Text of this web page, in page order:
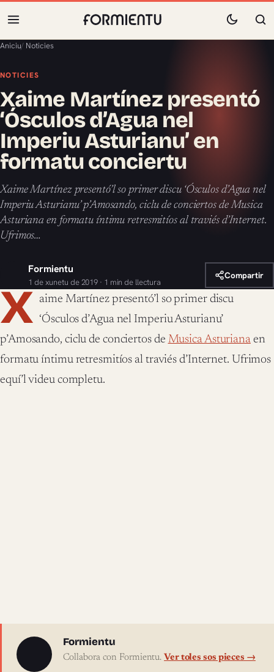
Aniciu/ Noticies
NOTICIES
Xaime Martínez presentó
‘Ósculos d’Agua nel
Imperiu Asturianu’ en
formatu conciertu
Xaime Martínez presentó’l so primer discu ‘Ósculos d’Agua nel
Imperiu Asturianu’ p’Amosando, ciclu de conciertos de Musica
Asturiana en formatu íntimu retresmitíos al traviés d’Internet.
Ufrimos…
Formientu
1 de xunetu de 2019 · 1 min de llectura
Compartir
X aime Martínez presentó’l so primer discu
‘Ósculos d’Agua nel Imperiu Asturianu’
p’Amosando, ciclu de conciertos de Musica Asturianaen
formatu íntimu retresmitíos al traviés d’Internet. Ufrimos
equí’l videu completu.
Sobre l'autor
Formientu
Collabora con Formientu. Ver toles sos pieces →